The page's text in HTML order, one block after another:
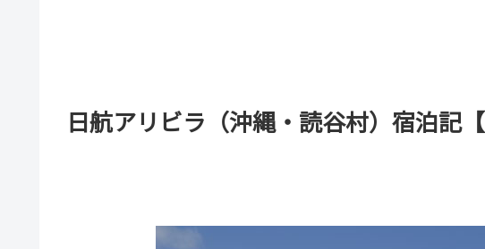
日航アリビラ（沖縄・読谷村）宿泊記【